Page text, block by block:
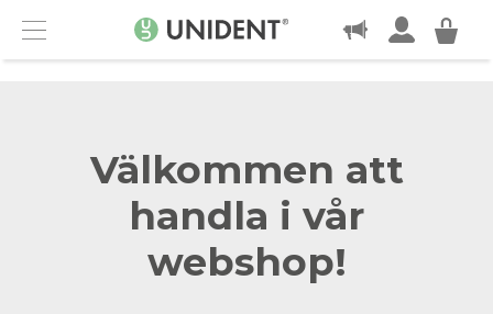
Menu
KONTAKT
Välkommen att
handla i vår
webshop!